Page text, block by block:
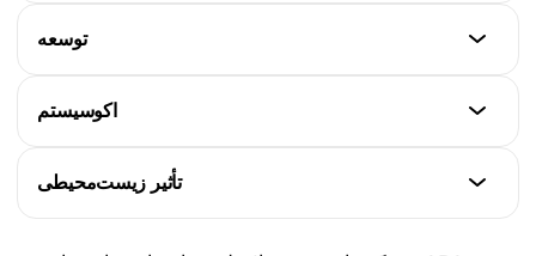
کاردانو
بالغ، به طور گسترده پذیرفته شده
کاردانو
توسعه
اتریوم
سریع، سازگار
کاردانو
اکوسیستم
اتریوم
تأثیر زیست‌محیطی